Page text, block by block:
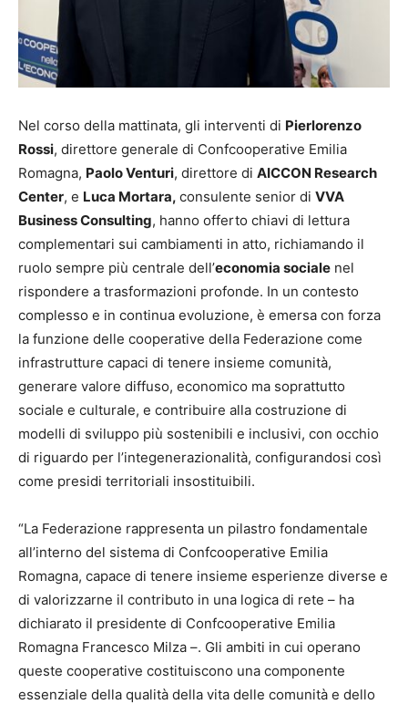
Nel corso della mattinata, gli interventi di Pierlorenzo
Rossi, direttore generale di Confcooperative Emilia
Romagna, Paolo Venturi, direttore di AICCON Research
Center, e Luca Mortara, consulente senior di VVA
Business Consulting, hanno offerto chiavi di lettura
complementari sui cambiamenti in atto, richiamando il
ruolo sempre più centrale dell’economia sociale nel
rispondere a trasformazioni profonde. In un contesto
complesso e in continua evoluzione, è emersa con forza
la funzione delle cooperative della Federazione come
infrastrutture capaci di tenere insieme comunità,
generare valore diffuso, economico ma soprattutto
sociale e culturale, e contribuire alla costruzione di
modelli di sviluppo più sostenibili e inclusivi, con occhio
di riguardo per l’integenerazionalità, configurandosi così
come presidi territoriali insostituibili.
“La Federazione rappresenta un pilastro fondamentale
all’interno del sistema di Confcooperative Emilia
Romagna, capace di tenere insieme esperienze diverse e
di valorizzarne il contributo in una logica di rete – ha
dichiarato il presidente di Confcooperative Emilia
Romagna Francesco Milza –. Gli ambiti in cui operano
queste cooperative costituiscono una componente
essenziale della qualità della vita delle comunità e dello